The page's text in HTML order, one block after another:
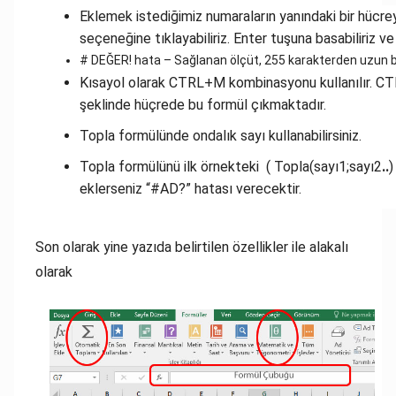
Eklemek istediğimiz numaraların yanındaki bir
seçeneğine tıklayabiliriz. Enter tuşuna basabiliriz
# DEĞER! hata – Sağlanan ölçüt, 255 karakterden uzun
Kısayol olarak CTRL+M kombinasyonu kullanılır.
şeklinde hüçrede bu formül çıkmaktadır.
Topla formülünde ondalık sayı kullanabilirsiniz.
Topla formülünü ilk örnekteki ( Topla(sayı1;sayı2..)
eklerseniz “#AD?” hatası verecektir.
Son olarak yine yazıda belirtilen özellikler ile alakalı
olarak